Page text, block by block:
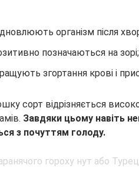
організм після
позначаються на зорі;
згортання крові і
сорт відрізняється
Завдяки цьому навіть
з почуттям голоду.